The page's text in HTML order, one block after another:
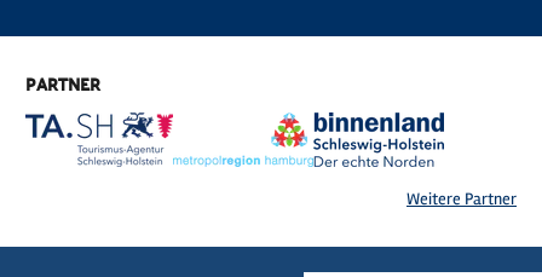
PARTNER
Weitere Partner